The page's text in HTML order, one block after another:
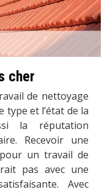
cher
de nettoyage
et l’état de la
la réputation
Recevoir une
un travail de
pas avec une
Avec